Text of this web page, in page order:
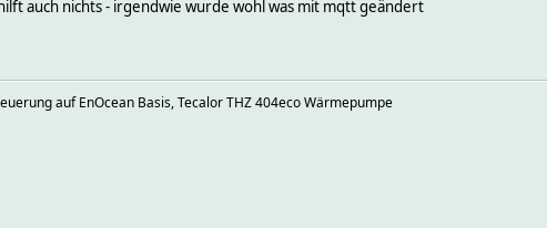
auch nichts - irgendwie wurde wohl was mit mqtt geändert
auf EnOcean Basis, Tecalor THZ 404eco Wärmepumpe